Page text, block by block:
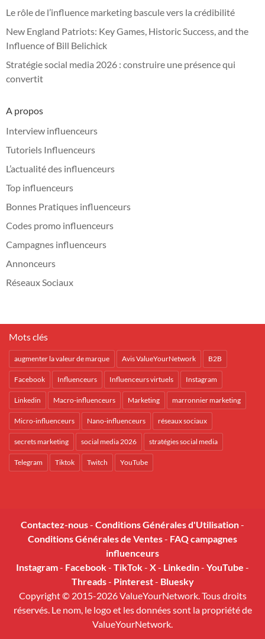
Le rôle de l’influence marketing bascule vers la crédibilité
New England Patriots: Key Games, Historic Success, and the
Influence of Bill Belichick
Stratégie social media 2026 : construire une présence qui
convertit
A propos
Interview influenceurs
Tutoriels Influenceurs
L’actualité des influenceurs
Top influenceurs
Bonnes Pratiques influenceurs
Codes promo influenceurs
Campagnes influenceurs
Annonceurs
Réseaux Sociaux
Mots clés
augmenter la valeur de marque Avis ValueYourNetwork B2B
Facebook Influenceurs Influenceurs virtuels Instagram
Linkedin Macro-influenceurs Marketing marronnier marketing
Micro-influenceurs Nano-influenceurs réseaux sociaux
secrets marketing social media 2026 stratégies social media
Telegram Tiktok Twitch YouTube
Contactez-nous- Conditions Générales d'Utilisation-
Conditions Générales de Ventes- FAQ campagnes
influenceurs
Instagram- Facebook- TikTok- X- Linkedin- YouTube -
Threads- Pinterest- Bluesky
Copyright © 2015-2026 ValueYourNetwork. Tous droits
réservés. Le nom, le logo et les données sont la propriété de
ValueYourNetwork.